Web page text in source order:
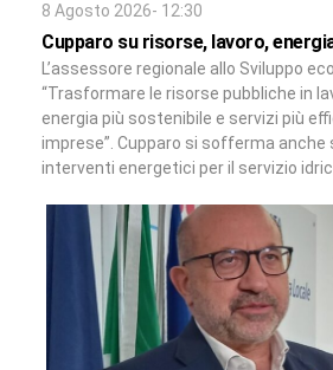
8 Agosto 2026- 12:30
Cupparo su risorse, lavoro,
L’assessore regionale allo Sviluppo
“Trasformare le risorse pubbliche in
energia più sostenibile e servizi più
imprese”. Cupparo si sofferma anche
interventi energetici per il servizio